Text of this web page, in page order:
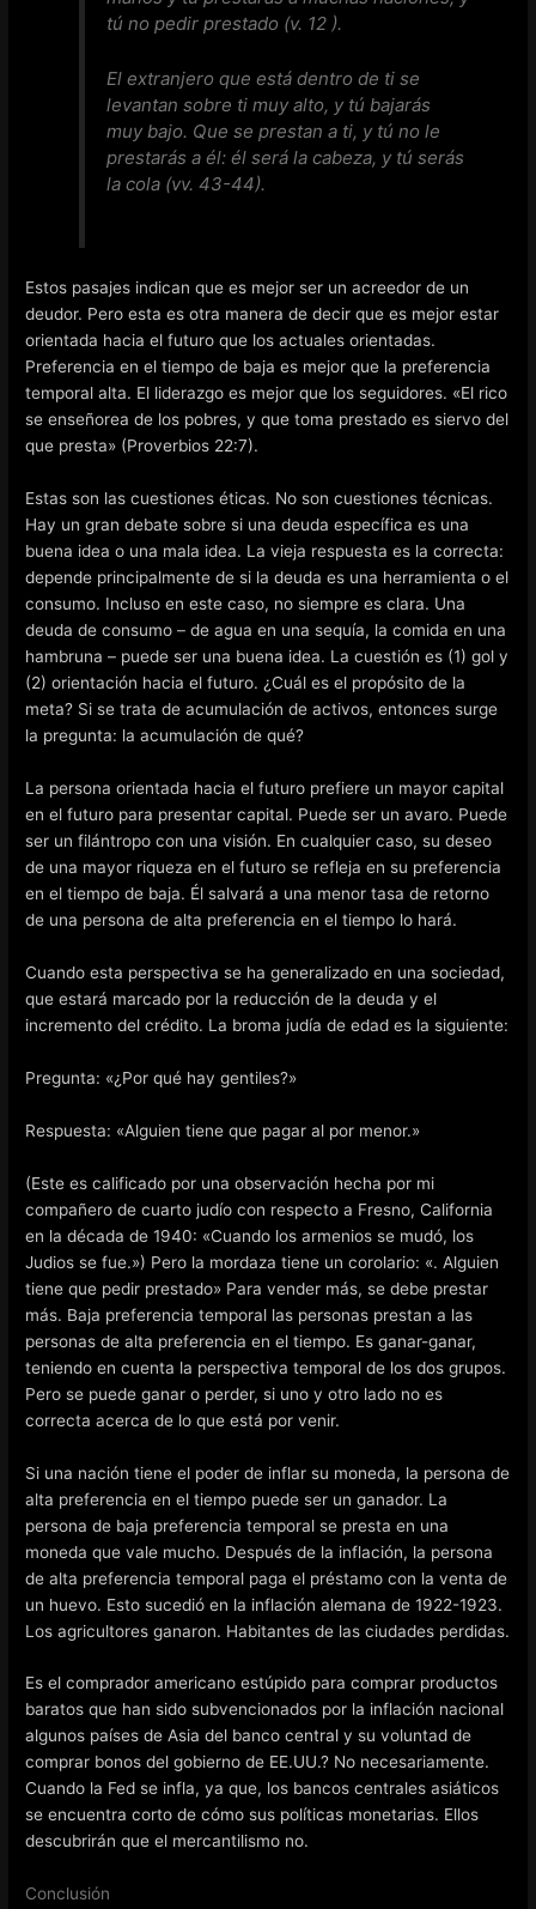
tú no pedir prestado (v. 12 ).
El extranjero que está dentro de ti se
levantan sobre ti muy alto, y tú bajarás
muy bajo. Que se prestan a ti, y tú no le
prestarás a él: él será la cabeza, y tú serás
la cola (vv. 43-44).
Estos pasajes indican que es mejor ser un acreedor de un
deudor. Pero esta es otra manera de decir que es mejor estar
orientada hacia el futuro que los actuales orientadas.
Preferencia en el tiempo de baja es mejor que la preferencia
temporal alta. El liderazgo es mejor que los seguidores. «El rico
se enseñorea de los pobres, y que toma prestado es siervo del
que presta» (Proverbios 22:7).
Estas son las cuestiones éticas. No son cuestiones técnicas.
Hay un gran debate sobre si una deuda específica es una
buena idea o una mala idea. La vieja respuesta es la correcta:
depende principalmente de si la deuda es una herramienta o el
consumo. Incluso en este caso, no siempre es clara. Una
deuda de consumo – de agua en una sequía, la comida en una
hambruna – puede ser una buena idea. La cuestión es (1) gol y
(2) orientación hacia el futuro. ¿Cuál es el propósito de la
meta? Si se trata de acumulación de activos, entonces surge
la pregunta: la acumulación de qué?
La persona orientada hacia el futuro prefiere un mayor capital
en el futuro para presentar capital. Puede ser un avaro. Puede
ser un filántropo con una visión. En cualquier caso, su deseo
de una mayor riqueza en el futuro se refleja en su preferencia
en el tiempo de baja. Él salvará a una menor tasa de retorno
de una persona de alta preferencia en el tiempo lo hará.
Cuando esta perspectiva se ha generalizado en una sociedad,
que estará marcado por la reducción de la deuda y el
incremento del crédito. La broma judía de edad es la siguiente:
Pregunta: «¿Por qué hay gentiles?»
Respuesta: «Alguien tiene que pagar al por menor.»
(Este es calificado por una observación hecha por mi
compañero de cuarto judío con respecto a Fresno, California
en la década de 1940: «Cuando los armenios se mudó, los
Judios se fue.») Pero la mordaza tiene un corolario: «. Alguien
tiene que pedir prestado» Para vender más, se debe prestar
más. Baja preferencia temporal las personas prestan a las
personas de alta preferencia en el tiempo. Es ganar-ganar,
teniendo en cuenta la perspectiva temporal de los dos grupos.
Pero se puede ganar o perder, si uno y otro lado no es
correcta acerca de lo que está por venir.
Si una nación tiene el poder de inflar su moneda, la persona de
alta preferencia en el tiempo puede ser un ganador. La
persona de baja preferencia temporal se presta en una
moneda que vale mucho. Después de la inflación, la persona
de alta preferencia temporal paga el préstamo con la venta de
un huevo. Esto sucedió en la inflación alemana de 1922-1923.
Los agricultores ganaron. Habitantes de las ciudades perdidas.
Es el comprador americano estúpido para comprar productos
baratos que han sido subvencionados por la inflación nacional
algunos países de Asia del banco central y su voluntad de
comprar bonos del gobierno de EE.UU.? No necesariamente.
Cuando la Fed se infla, ya que, los bancos centrales asiáticos
se encuentra corto de cómo sus políticas monetarias. Ellos
descubrirán que el mercantilismo no.
Conclusión